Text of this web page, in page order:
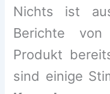
Nichts ist
Berichte
Produkt
sind einige